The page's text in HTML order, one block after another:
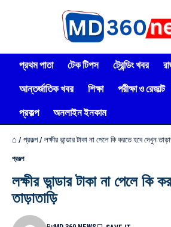
প্রথম পাতা টেক টিপস ট্রেন্ডিং খবর
আন্তর্জাতিক খবর
শিক্ষা পরীক্ষা ও রেজাল্ট
প্রকল্প
অনলাইন ইনকাম
⌂ / প্রকল্প/ লক্ষীর ভান্ডার টাকা না পেলে কি করতে হবে দেখুন
প্রকল্প
লক্ষীর ভান্ডার টাকা না পেলে কি
তাড়াতাড়ি